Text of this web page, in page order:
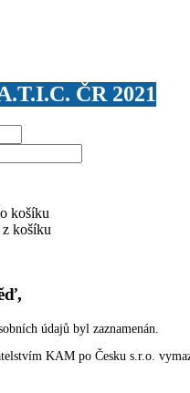
ČR 2021
košíku
z košíku
údajů byl zaznamenán.
KAM po Česku s.r.o.